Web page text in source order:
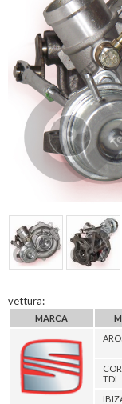
vettura:
MARCA
TDI